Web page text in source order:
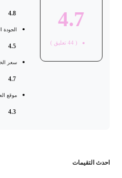
4.7
44 تعليق )
الجودة الطبية
سعر الخدمة
موقع العيادة
التقيمات